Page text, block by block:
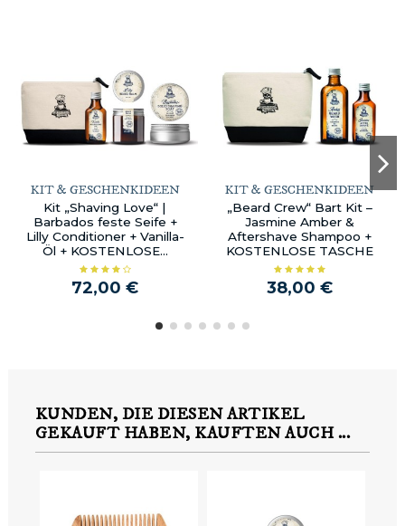
KIT & GESCHENKIDEEN
Kit „Shaving Love“ |
Barbados feste Seife +
Lilly Conditioner + Vanilla-
Öl + KOSTENLOSE...
72,00 €
KIT & GESCHENKIDEEN
„Beard Crew“ Bart Kit –
Jasmine Amber &
Aftershave Shampoo +
KOSTENLOSE TASCHE
38,00 €
KUNDEN, DIE DIESEN ARTIKEL
GEKAUFT HABEN, KAUFTEN AUCH ...